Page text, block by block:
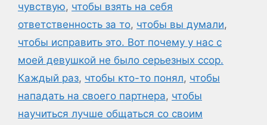
чувствую, чтобы взять на себя
ответственность за то, чтобы вы думали,
чтобы исправить это. Вот почему у нас с
моей девушкой не было серьезных ссор.
Каждый раз, чтобы кто-то понял, чтобы
нападать на своего партнера, чтобы
научиться лучше общаться со своим